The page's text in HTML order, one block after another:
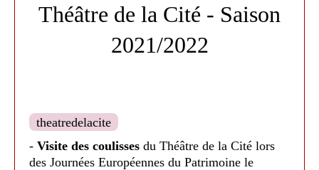
Mercredi 12 avril à 19h. Tarif unique 8 €
- Othello de William Shakespeare mis en scène de
Jean-François Sivadier.
Théâtre de la Cité - Saison
2021/2022
theatredelacite
- Visite des coulisses du Théâtre de la Cité lors
des Journées Européennes du Patrimoine le